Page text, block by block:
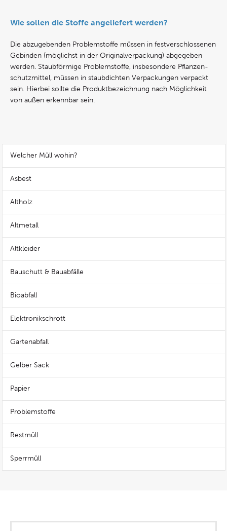
Wie sollen die Stoffe angeliefert werden?
Die abzugebenden Problemstoffe müssen in festver­schlossenen
Gebinden (möglichst in der Original­verpackung) abgegeben
werden. Staubförmige Problem­stoffe, insbesondere Pflanzen­
schutz­mittel, müssen in staubdichten Verpackungen verpackt
sein. Hierbei sollte die Produkt­bezeichnung nach Möglich­keit
von außen erkennbar sein.
Welcher Müll wohin?
Asbest
Altholz
Altmetall
Altkleider
Bauschutt & Bauabfälle
Bioabfall
Elektronikschrott
Gartenabfall
Gelber Sack
Papier
Problemstoffe
Restmüll
Sperrmüll